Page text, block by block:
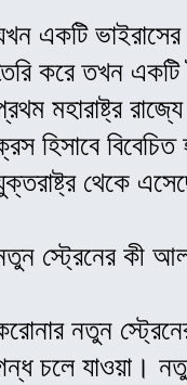
একটি
করে তখন একটি
মহারাষ্ট্র
হিসাবে
থেকে
স্ট্রেনের কী
নতুন
চলে যাওয়া।